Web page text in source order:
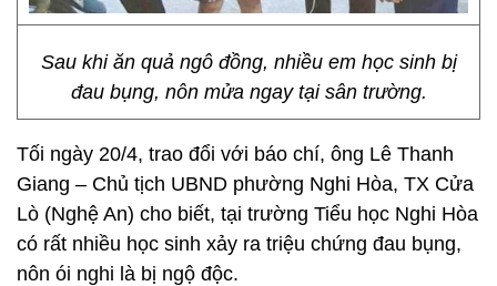
Sau khi ăn quả ngô đồng, nhiều em học sinh bị
đau bụng, nôn mửa ngay tại sân trường.
Tối ngày 20/4, trao đổi với báo chí, ông Lê Thanh
Giang – Chủ tịch UBND phường Nghi Hòa, TX Cửa
Lò (Nghệ An) cho biết, tại trường Tiểu học Nghi Hòa
có rất nhiều học sinh xảy ra triệu chứng đau bụng,
nôn ói nghi là bị ngộ độc.